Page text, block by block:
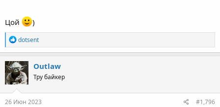
Цой )
R
e
a
c
t
i
o
n
s
dotsent
Outlaw
Тру байкер
26 Июн 2023 #1,796